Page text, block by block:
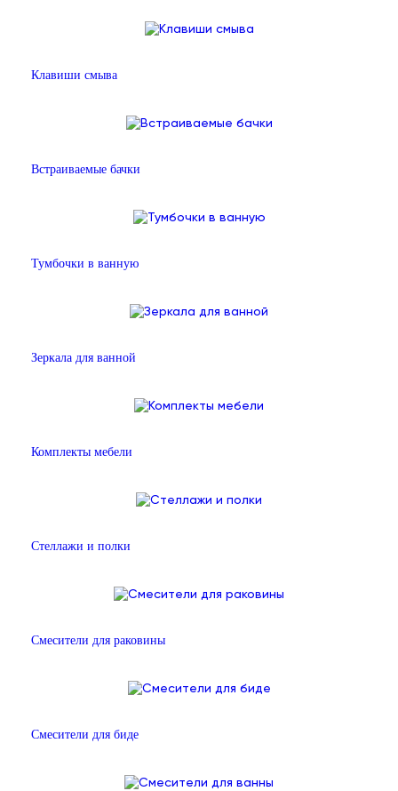
Клавиши смыва
Встраиваемые бачки
Тумбочки в ванную
Зеркала для ванной
Комплекты мебели
Стеллажи и полки
Смесители для раковины
Смесители для биде